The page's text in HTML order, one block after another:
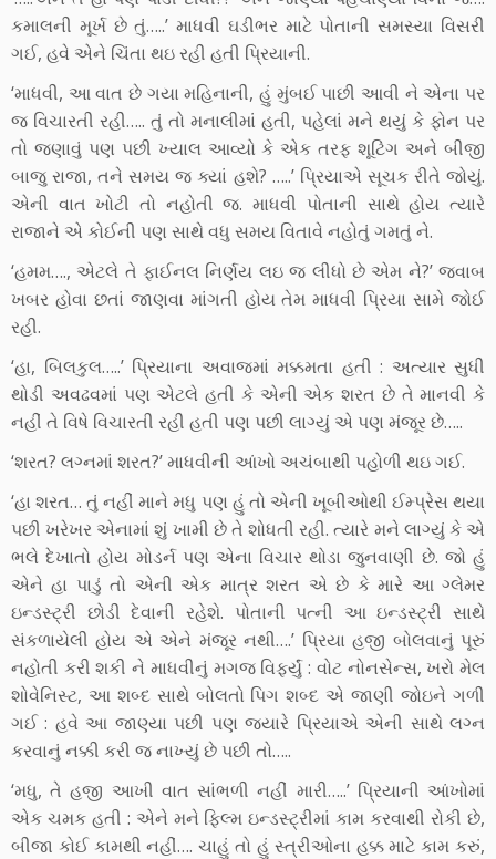
કમાલની મૂર્ખ છે તું…..’ માધવી ઘડીભર માટે પોતાની સમસ્યા વિસરી
ગઈ, હવે એને ચિંતા થઇ રહી હતી પ્રિયાની.
‘માધવી, આ વાત છે ગયા મહિનાની, હું મુંબઈ પાછી આવી ને એના પર
જ વિચારતી રહી….. તું તો મનાલીમાં હતી, પહેલાં મને થયું કે ફોન પર
તો જણાવું પણ પછી ખ્યાલ આવ્યો કે એક તરફ શૂટિંગ અને બીજી
બાજુ રાજા, તને સમય જ ક્યાં હશે? …..’ પ્રિયાએ સૂચક રીતે જોયું.
એની વાત ખોટી તો નહોતી જ. માધવી પોતાની સાથે હોય ત્યારે
રાજાને એ કોઈની પણ સાથે વધુ સમય વિતાવે નહોતું ગમતું ને.
‘હમમ…., એટલે તે ફાઈનલ નિર્ણય લઇ જ લીધો છે એમ ને?’ જવાબ
ખબર હોવા છતાં જાણવા માંગતી હોય તેમ માધવી પ્રિયા સામે જોઈ
રહી.
‘હા, બિલકુલ…..’ પ્રિયાના અવાજમાં મક્કમતા હતી : અત્યાર સુધી
થોડી અવઢવમાં પણ એટલે હતી કે એની એક શરત છે તે માનવી કે
નહીં તે વિષે વિચારતી રહી હતી પણ પછી લાગ્યું એ પણ મંજૂર છે…..
‘શરત? લગ્નમાં શરત?’ માધવીની આંખો અચંબાથી પહોળી થઇ ગઈ.
‘હા શરત… તું નહીં માને મધુ પણ હું તો એની ખૂબીઓથી ઈમ્પ્રેસ થયા
પછી ખરેખર એનામાં શું ખામી છે તે શોધતી રહી. ત્યારે મને લાગ્યું કે એ
ભલે દેખાતો હોય મોડર્ન પણ એના વિચાર થોડા જુનવાણી છે. જો હું
એને હા પાડું તો એની એક માત્ર શરત એ છે કે મારે આ ગ્લેમર
ઇન્ડસ્ટ્રી છોડી દેવાની રહેશે. પોતાની પત્ની આ ઇન્ડસ્ટ્રી સાથે
સંકળાયેલી હોય એ એને મંજૂર નથી….’ પ્રિયા હજી બોલવાનું પૂરું
નહોતી કરી શકી ને માધવીનું મગજ વિફર્યું : વોટ નોનસેન્સ, ખરો મેલ
શોવેનિસ્ટ, આ શબ્દ સાથે બોલતો પિગ શબ્દ એ જાણી જોઇને ગળી
ગઈ : હવે આ જાણ્યા પછી પણ જયારે પ્રિયાએ એની સાથે લગ્ન
કરવાનું નક્કી કરી જ નાખ્યું છે પછી તો…..
‘મધુ, તે હજી આખી વાત સાંભળી નહીં મારી…..’ પ્રિયાની આંખોમાં
એક ચમક હતી : એને મને ફિલ્મ ઇન્ડસ્ટ્રીમાં કામ કરવાથી રોકી છે,
બીજા કોઈ કામથી નહીં…. ચાહું તો હું સ્ત્રીઓના હક્ક માટે કામ કરું,